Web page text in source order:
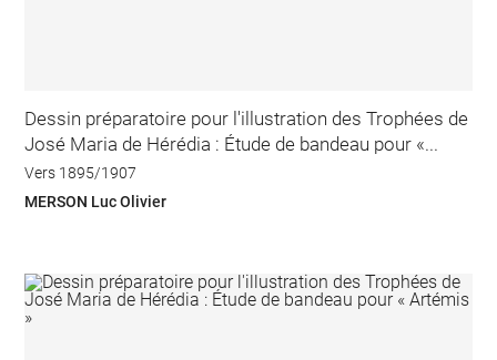
Dessin préparatoire pour l'illustration des Trophées de
José Maria de Hérédia : Étude de bandeau pour «...
Vers 1895/1907
MERSON Luc Olivier